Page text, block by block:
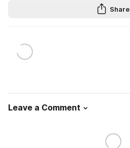
Share
Leave a Comment